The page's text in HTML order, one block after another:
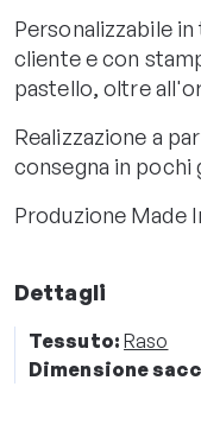
Personalizzabile
cliente e con
pastello, oltre
Realizzazione a
consegna in pochi
Produzione Made
Dettagli
Tessuto: Raso
Dimensione